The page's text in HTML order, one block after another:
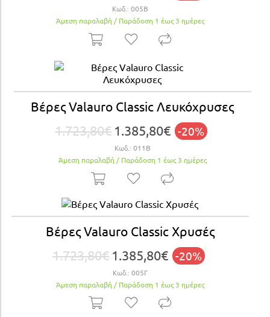
Κωδ.: 005Β
Άμεση παραλαβή / Παράδoση 1 έως 3 ημέρες
Βέρες Valauro Classic Λευκόχρυσες
1.723,80€ 1.385,80€ -20%
Κωδ.: 011Β
Άμεση παραλαβή / Παράδoση 1 έως 3 ημέρες
Βέρες Valauro Classic Χρυσές
1.723,80€ 1.385,80€ -20%
Κωδ.: 005Γ
Άμεση παραλαβή / Παράδoση 1 έως 3 ημέρες